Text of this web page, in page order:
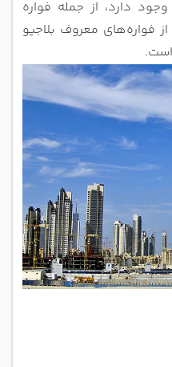
دارد، از جمله فواره
فواره‌های معروف بلاجیو